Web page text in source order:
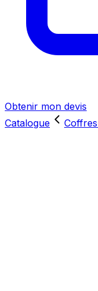
Obtenir mon devis
Catalogue